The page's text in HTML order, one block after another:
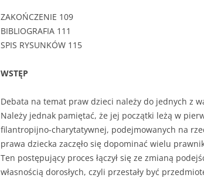
ZAKOŃCZENIE 109
BIBLIOGRAFIA 111
SPIS RYSUNKÓW 115
WSTĘP
Debata na temat praw dzieci należy do jednych z
Należy jednak pamiętać, że jej początki leżą w
filantropijno-charytatywnej, podejmowanych na
prawa dziecka zaczęło się dopominać wielu
Ten postępujący proces łączył się ze zmianą
własnością dorosłych, czyli przestały być